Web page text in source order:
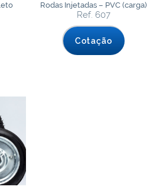
Rodas Injetadas – PVC (carga)
Ref. 607
Cotação